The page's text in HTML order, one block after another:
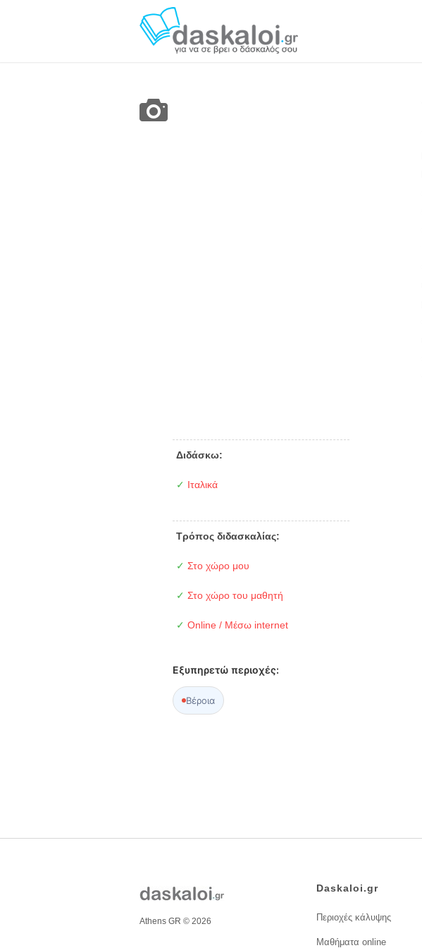
Διδάσκω:
✓ Ιταλικά
Τρόπος διδασκαλίας:
✓ Στο χώρο μου
✓ Στο χώρο του μαθητή
✓ Online / Μέσω internet
Εξυπηρετώ περιοχές:
Βέροια
Athens GR © 2026
Daskaloi.gr
Περιοχές κάλυψης
Μαθήματα online